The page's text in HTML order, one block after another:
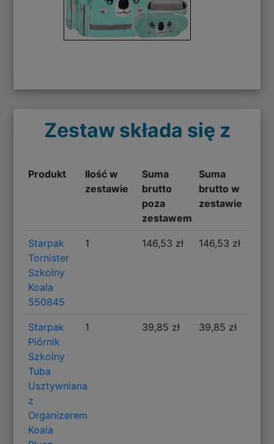
Zestaw składa się z
Produkt
Ilość w
zestawie
Suma
brutto
poza
zestawem
Suma
brutto w
zestawie
Starpak
Tornister
Szkolny
Koala
550845
1 146,53 zł 146,53 zł
Starpak
Piórnik
Szkolny
Tuba
Usztywniana
z
Organizerem
Koala
1 39,85 zł 39,85 zł